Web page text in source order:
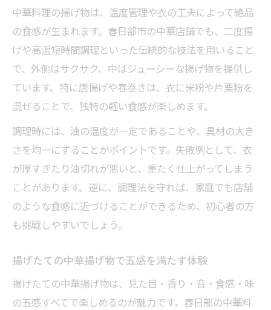
中華料理の揚げ物は、温度管理や衣の工夫によって絶品
の食感が生まれます。春日部市の中華店舗でも、二度揚
げや高温短時間調理といった伝統的な技法を用いること
で、外側はサクサク、中はジューシーな揚げ物を提供し
ています。特に唐揚げや春巻きは、衣に米粉や片栗粉を
混ぜることで、独特の軽い食感が楽しめます。
調理時には、油の温度が一定であることや、具材の大き
さを均一にすることがポイントです。失敗例として、衣
が厚すぎたり油切れが悪いと、重たく仕上がってしまう
ことがあります。逆に、調理法を守れば、家庭でも店舗
のような食感に近づけることができるため、初心者の方
も挑戦しやすいでしょう。
揚げたての中華揚げ物で五感を満たす体験
揚げたての中華揚げ物は、見た目・香り・音・食感・味
の五感すべてで楽しめるのが魅力です。春日部の中華料